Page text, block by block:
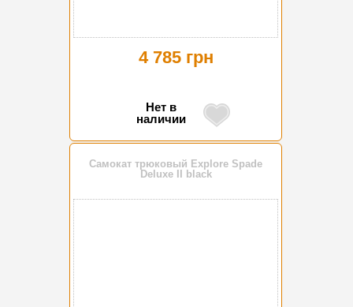
4 785 грн
Нет в
наличии
Самокат трюковый Explore Spade
Deluxe II black